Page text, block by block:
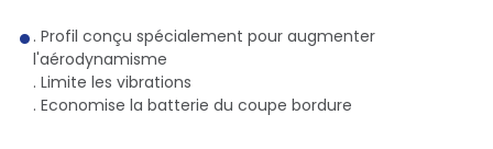
. Profil conçu spécialement pour augmenter
l'aérodynamisme
. Limite les vibrations
. Economise la batterie du coupe bordure